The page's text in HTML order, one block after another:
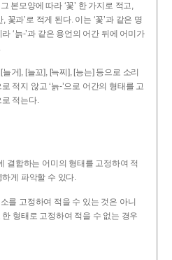
본모양에 따라 ‘꽃’ 한 가지로 적고,
꽃과’로 적게 된다. 이는 ‘꽃’과 같은 명
‘늙-’과 같은 용언의 어간 뒤에 어미가
거], [늘꼬], [늑찌], [능는] 등으로 소리
적지 않고 ‘늙-’으로 어간의 형태를 고
로 적는다.
결합하는 어미의 형태를 고정하여 적
게 파악할 수 있다.
를 고정하여 적을 수 있는 것은 아니
형태로 고정하여 적을 수 없는 경우